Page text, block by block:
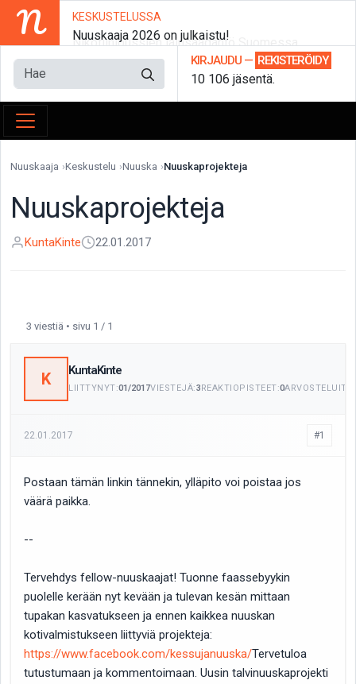
N KESKUSTELUSSA
Nikotiinipussien lainsäädäntö Suomessa
Nuuskaaja 2026 on julkaistu!
KIRJAUDU — REKISTERÖIDY
10 106 jäsentä.
Nuuskaaja Keskustelu Nuuska Nuuskaprojekteja
Nuuskaprojekteja
KuntaKinte 22.01.2017
3 viestiä • sivu 1 / 1
K KuntaKinte
LIITTYNYT:01/2017VIESTEJÄ:3REAKTIOPISTEET:0ARVOSTELUITA:
22.01.2017 #1
Postaan tämän linkin tännekin, ylläpito voi poistaa jos
väärä paikka.
--
Tervehdys fellow-nuuskaajat! Tuonne faassebyykin
puolelle kerään nyt kevään ja tulevan kesän mittaan
tupakan kasvatukseen ja ennen kaikkea nuuskan
kotivalmistukseen liittyviä projekteja:
https://www.facebook.com/kessujanuuska/Tervetuloa
tutustumaan ja kommentoimaan. Uusin talvinuuskaprojekti